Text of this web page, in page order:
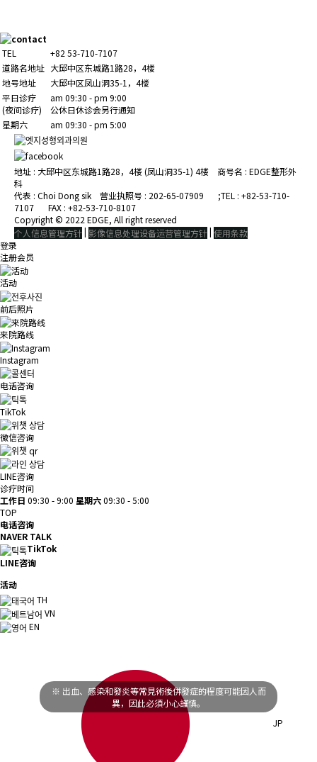
TEL
+82 53-710-7107
道路名地址 大邱中区东城路1路28，4楼
地号地址
大邱中区凤山洞35-1，4楼
平日诊疗
(夜间诊疗)
am 09:30 - pm 9:00
公休日休诊会另行通知
星期六
am 09:30 - pm 5:00
地址 : 大邱中区东城路1路28，4楼 (凤山洞35-1) 4楼
商号名 : EDGE整形外
科
代表 : Choi Dong sik 营业执照号 : 202-65-07909
;TEL : +82-53-710-
7107ㅤ FAX : +82-53-710-8107
Copyright © 2022 EDGE, All right reserved
个人信息管理方针| 影像信息处理设备运营管理方针| 使用条款
※ 出血、感染和發炎等常見術後併發症的程度可能因人而
異，因此必須小心謹慎。
登录
注册会员
活动
前后照片
来院路线
Instagram
电话咨询
TikTok
微信咨询
LINE咨询
诊疗时间
工作日 09:30 - 9:00 星期六09:30 - 5:00
TOP
电话咨询
NAVER TALK
TikTok
LINE咨询
活动
TH
VN
EN
JP